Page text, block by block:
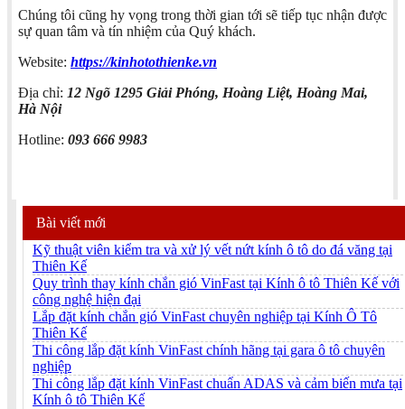
Chúng tôi cũng hy vọng trong thời gian tới sẽ tiếp tục nhận được
sự quan tâm và tín nhiệm của Quý khách.
Website: https://kinhotothienke.vn
Địa chỉ: 12 Ngõ 1295 Giải Phóng, Hoàng Liệt, Hoàng Mai,
Hà Nội
Hotline: 093 666 9983
Bài viết mới
Kỹ thuật viên kiểm tra và xử lý vết nứt kính ô tô do đá văng tại
Thiên Kế
Quy trình thay kính chắn gió VinFast tại Kính ô tô Thiên Kế với
công nghệ hiện đại
Lắp đặt kính chắn gió VinFast chuyên nghiệp tại Kính Ô Tô
Thiên Kế
Thi công lắp đặt kính VinFast chính hãng tại gara ô tô chuyên
nghiệp
Thi công lắp đặt kính VinFast chuẩn ADAS và cảm biến mưa tại
Kính ô tô Thiên Kế